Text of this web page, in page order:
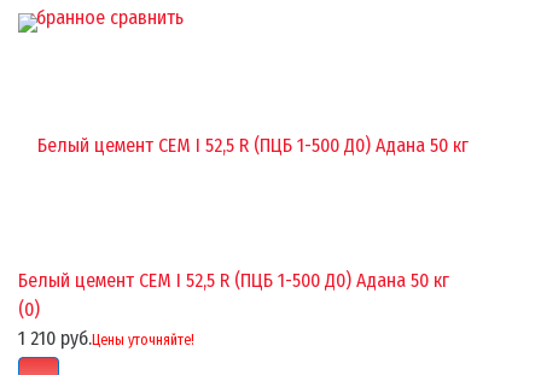
избранное сравнить
Белый цемент CEM I 52,5 R (ПЦБ 1-500 Д0) Адана 50 кг
(0)
1 210 руб.Цены уточняйте!